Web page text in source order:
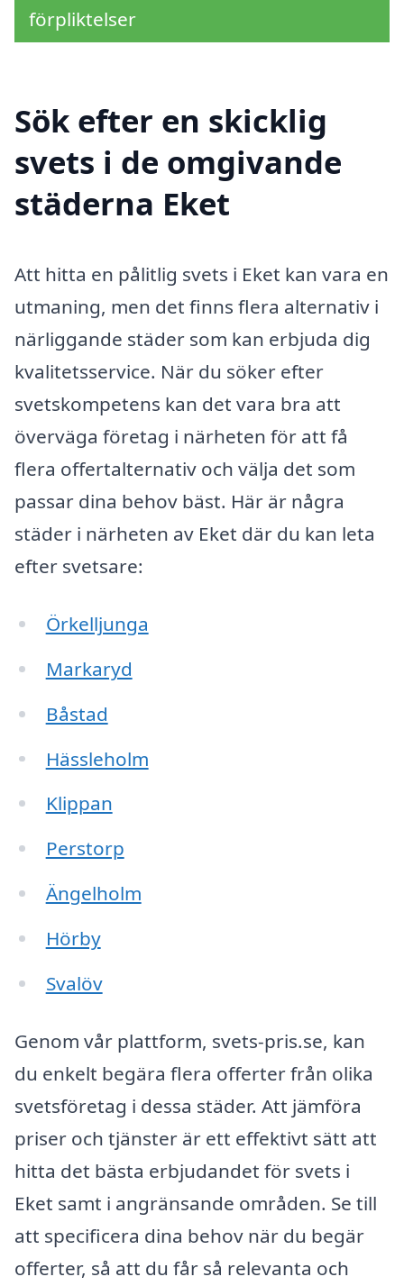
förpliktelser
Sök efter en skicklig
svets i de omgivande
städerna Eket
Att hitta en pålitlig svets i Eket kan vara en
utmaning, men det finns flera alternativ i
närliggande städer som kan erbjuda dig
kvalitetsservice. När du söker efter
svetskompetens kan det vara bra att
överväga företag i närheten för att få
flera offertalternativ och välja det som
passar dina behov bäst. Här är några
städer i närheten av Eket där du kan leta
efter svetsare:
Örkelljunga
Markaryd
Båstad
Hässleholm
Klippan
Perstorp
Ängelholm
Hörby
Svalöv
Genom vår plattform, svets-pris.se, kan
du enkelt begära flera offerter från olika
svetsföretag i dessa städer. Att jämföra
priser och tjänster är ett effektivt sätt att
hitta det bästa erbjudandet för svets i
Eket samt i angränsande områden. Se till
att specificera dina behov när du begär
offerter, så att du får så relevanta och